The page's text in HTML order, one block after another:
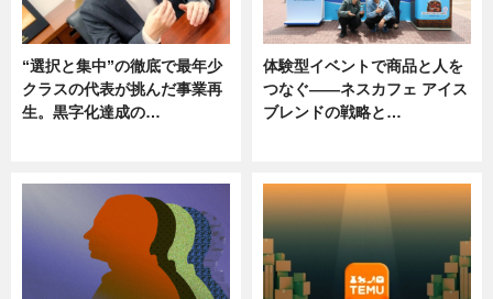
“選択と集中”の徹底で最年少
クラスの代表が挑んだ事業再
生。黒字化達成の…
体験型イベントで商品と人を
つなぐ――ネスカフェ アイス
ブレンドの戦略と…